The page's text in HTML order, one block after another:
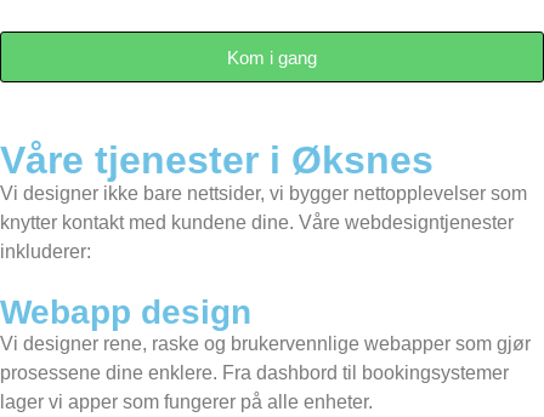
Kom i gang
Våre tjenester i Øksnes
Vi designer ikke bare nettsider, vi bygger nettopplevelser som
knytter kontakt med kundene dine. Våre webdesigntjenester
inkluderer:
Webapp design
Vi designer rene, raske og brukervennlige webapper som gjør
prosessene dine enklere. Fra dashbord til bookingsystemer
lager vi apper som fungerer på alle enheter.